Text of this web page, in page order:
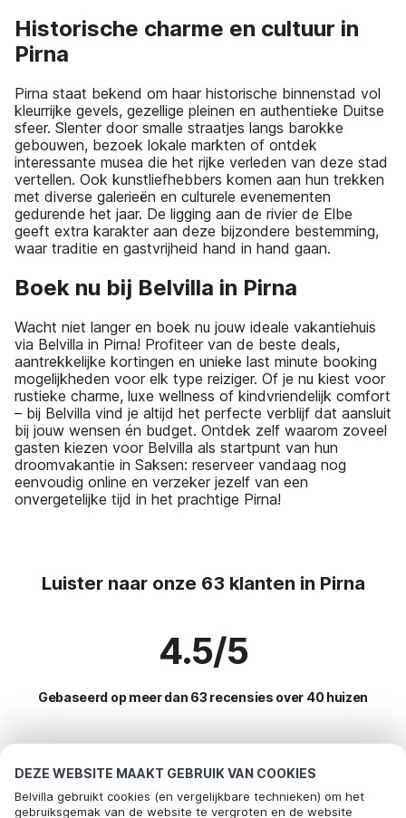
DEZE WEBSITE MAAKT GEBRUIK VAN COOKIES
Belvilla gebruikt cookies (en vergelijkbare technieken) om het
gebruiksgemak van de website te vergroten en de website
Historische charme en cultuur in
Pirna
Pirna staat bekend om haar historische binnenstad vol
kleurrijke gevels, gezellige pleinen en authentieke Duitse
sfeer. Slenter door smalle straatjes langs barokke
gebouwen, bezoek lokale markten of ontdek
interessante musea die het rijke verleden van deze stad
vertellen. Ook kunstliefhebbers komen aan hun trekken
met diverse galerieën en culturele evenementen
gedurende het jaar. De ligging aan de rivier de Elbe
geeft extra karakter aan deze bijzondere bestemming,
waar traditie en gastvrijheid hand in hand gaan.
Boek nu bij Belvilla in Pirna
Wacht niet langer en boek nu jouw ideale vakantiehuis
via Belvilla in Pirna! Profiteer van de beste deals,
aantrekkelijke kortingen en unieke last minute booking
mogelijkheden voor elk type reiziger. Of je nu kiest voor
rustieke charme, luxe wellness of kindvriendelijk comfort
– bij Belvilla vind je altijd het perfecte verblijf dat aansluit
bij jouw wensen én budget. Ontdek zelf waarom zoveel
gasten kiezen voor Belvilla als startpunt van hun
droomvakantie in Saksen: reserveer vandaag nog
eenvoudig online en verzeker jezelf van een
onvergetelijke tijd in het prachtige Pirna!
Luister naar onze 63 klanten in Pirna
4.5/5
Gebaseerd op meer dan 63 recensies over 40 huizen
Meest populaire bestemmingen voor
vakantie